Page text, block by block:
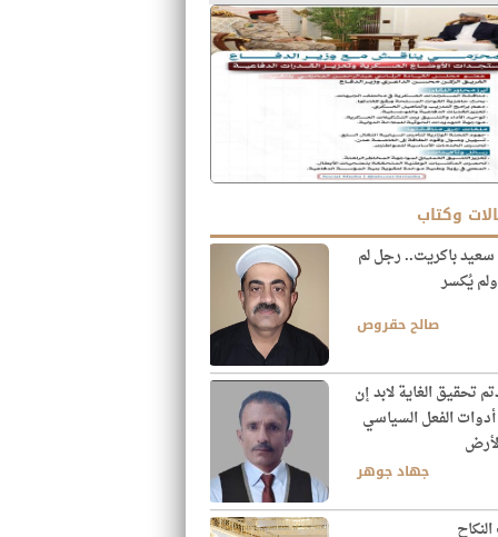
وكتاب
باكريت.. رجل لم
يُكسر
صالح حقروص
تحقيق الغاية لابد إن
أدوات الفعل السياسي
جهاد جوهر